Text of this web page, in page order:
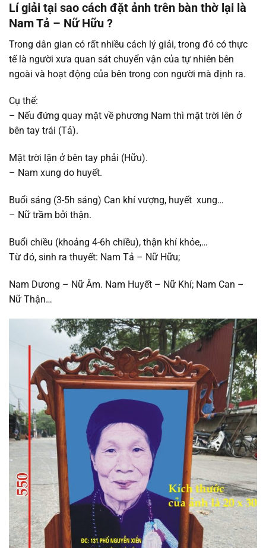
Lí giải tại sao cách đặt ảnh trên bàn thờ lại là
Nam Tả – Nữ Hữu ?
Trong dân gian có rất nhiều cách lý giải, trong đó có thực
tế là người xưa quan sát chuyển vận của tự nhiên bên
ngoài và hoạt động của bên trong con người mà định ra.
Cụ thể:
– Nếu đứng quay mặt về phương Nam thì mặt trời lên ở
bên tay trái (Tả).
Mặt trời lặn ở bên tay phải (Hữu).
– Nam xung do huyết.
Buổi sáng (3-5h sáng) Can khí vượng, huyết xung…
– Nữ trầm bởi thận.
Buổi chiều (khoảng 4-6h chiều), thận khí khỏe,…
Từ đó, sinh ra thuyết: Nam Tả – Nữ Hữu;
Nam Dương – Nữ Âm. Nam Huyết – Nữ Khí; Nam Can –
Nữ Thận…